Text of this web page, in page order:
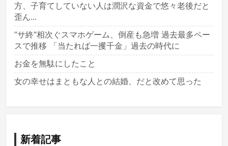
方、子育てしていない人は潤沢な資金で悠々老後だと
歪ん...
”サ終”相次ぐスマホゲーム、倒産も急増 過去最多ペー
スで推移 「当たれば一攫千金」過去の時代に
お金を無駄にしたこと
女の幸せはまともな人との結婚、だと改めて思った
新着記事